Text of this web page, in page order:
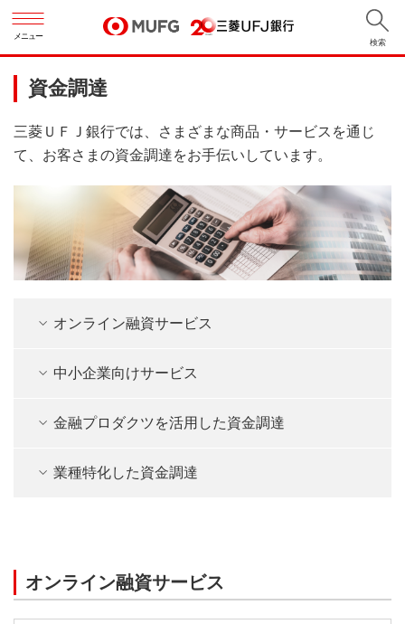
メニュー
検索
資金調達
三菱ＵＦＪ銀行では、さまざまな商品・サービスを通じ
て、お客さまの資金調達をお手伝いしています。
オンライン融資サービス
中小企業向けサービス
金融プロダクツを活用した資金調達
業種特化した資金調達
オンライン融資サービス